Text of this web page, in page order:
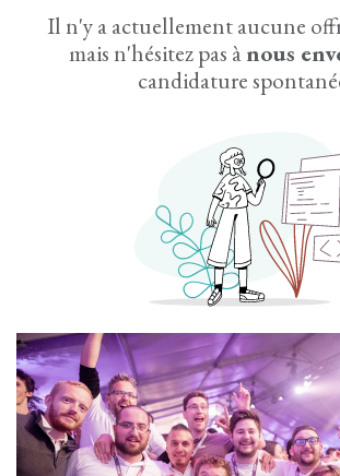
Il n'y a actuellement aucune
mais n'hésitez pas ànous
candidature